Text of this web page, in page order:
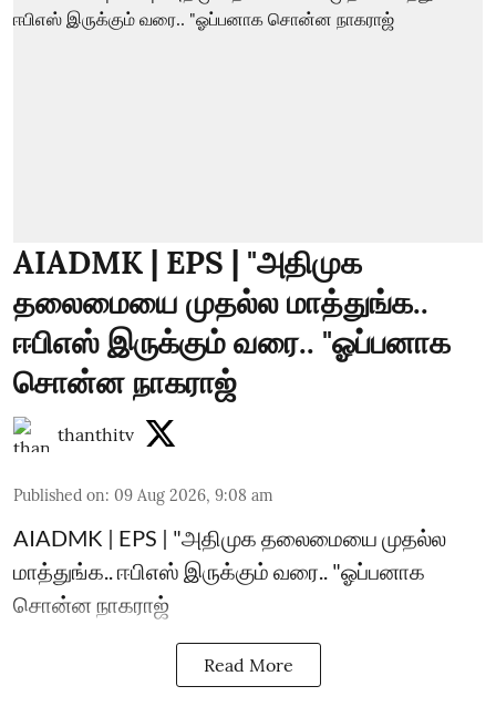
AIADMK | EPS | "அதிமுக
தலைமையை முதல்ல மாத்துங்க..
ஈபிஎஸ் இருக்கும் வரை.. "ஓப்பனாக
சொன்ன நாகராஜ்
thanthitv
Published on: 09 Aug 2026, 9:08 am
AIADMK | EPS | "அதிமுக தலைமையை முதல்ல
மாத்துங்க.. ஈபிஎஸ் இருக்கும் வரை.. "ஓப்பனாக
சொன்ன நாகராஜ்
Read More